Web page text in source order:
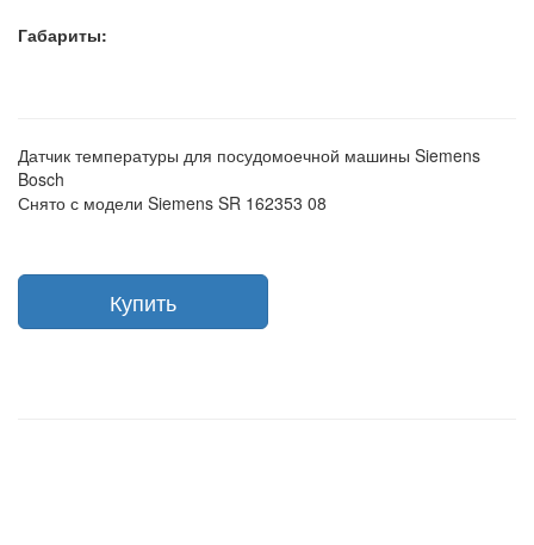
Габариты:
Датчик температуры для посудомоечной машины Siemens
Bosch
Снято с модели Siemens SR 162353 08